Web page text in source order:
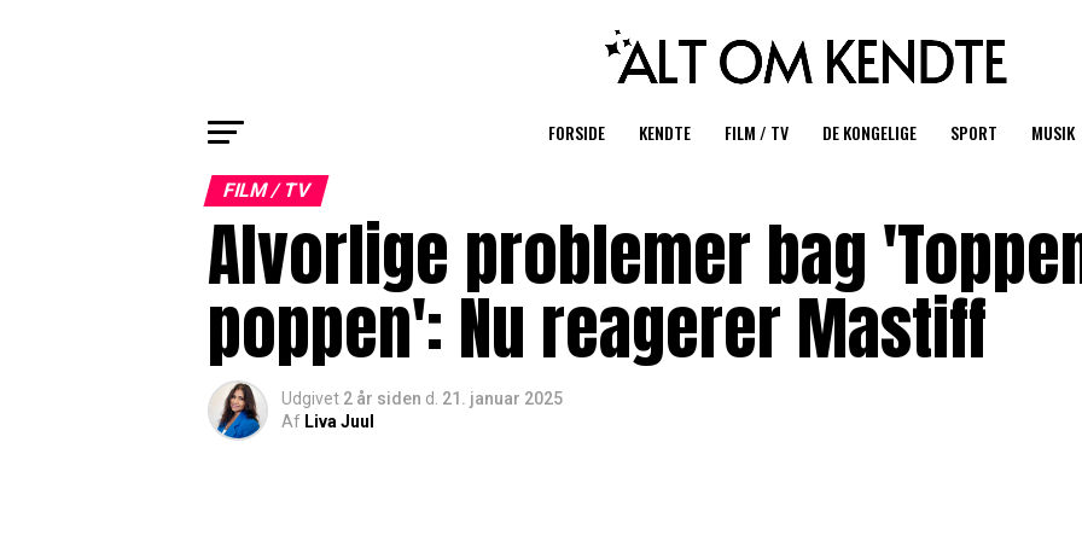
FORSIDE KENDTE FILM / TV DE KONGELIGE SPORT MUSIK
FILM / TV
Alvorlige problemer bag
poppen': Nu reagerer Mastiff
Udgivet 2 år siden d. 21. januar 2025
Af Liva Juul